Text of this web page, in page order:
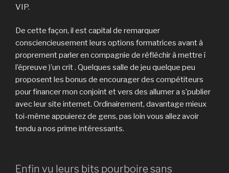
VIP.
De cette façon, il est capital de remarquer
consciencieusement leurs options formatrices avant à
proprement parler en compagnie de réfléchir à mettre í
l’épreuve )’un crit . Quelques salle de jeu quelque peu
proposent les bonus de encourager des compétiteurs
pour financer mon conjoint et vers des allumer a s’publier
avec leur site internet. Ordinairement, davantage mieux
toi-même appuierez de gens, pas loin vous allez avoir
tendu a nos prime intéressants.
Enfin vu leurs bits pourboire sans